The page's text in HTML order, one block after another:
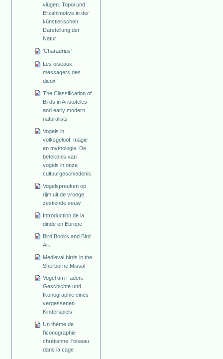
vlügen. Topoi und
Erzählmotive in der
künstlerischen
Darstellung der
Natur
'Charadrius'
Les oiseaux,
messagers des
dieux
The Classification of
Birds in Aristoteles
and early modern
naturalists
Vogels in
volksgeloof, magie
en mythologie. De
betekenis van
vogels in onze
cultuurgeschiedenis
Vogelspreuken op
rijm uit de vroege
zestiende eeuw
Introduction de la
dinde en Europe
Bird Books and Bird
Art
Medieval birds in the
Sherborne Missal
Vogel am Faden.
Geschichte und
Ikonographie eines
vergessenen
Kinderspiels
Un thème de
l'iconographie
chrétienne: l'oiseau
dans la cage